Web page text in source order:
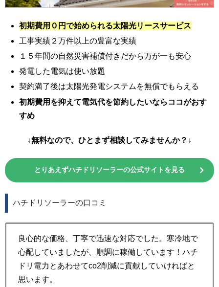
初期費用０円で始められる太陽光リースサービス
工事実績２万件以上の豊富な実績
１５年間の自然災害補償付きだから万が一も安心
発電した電気は使い放題
契約満了後は太陽光発電システムを無償でもらえる
初期費用を抑えて電気代を節約したいならココがおす
すめ
↓無料なので、ひとまず相談してみませんか？↓
とりあえずハチドリソーラーの公式サイトを見る
ハチドリソーラーの口コミ
良心的な価格、丁寧で迅速な対応でした。寒冷地で
心配していましたが、順調に稼働しています！ハチ
ドリ電力とあわせてco2削減に貢献していければと
思います。